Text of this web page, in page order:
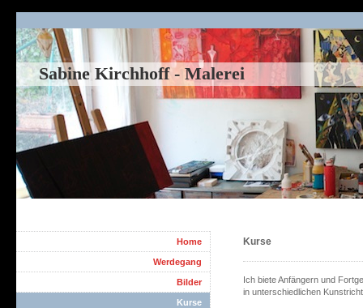
Sabine Kirchhoff - Malerei
Kurse
Ich biete Anfängern und
in unterschiedlichen
Home
Werdegang
Bilder
Kurse